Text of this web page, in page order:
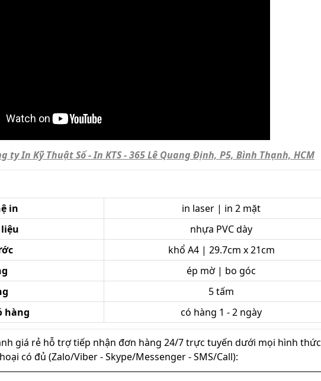
ty In Kỹ Thuật Số - In KTS - 365 Lê Quang Định, P5, Bình Thạnh, HCM
in
in laser | in 2 mặt
nhựa PVC dày
khổ A4 | 29.7cm x 21cm
ép mờ | bo góc
5 tấm
hàng
có hàng 1 - 2 ngày
giá rẻ hỗ trợ tiếp nhận đơn hàng 24/7 trực tuyến dưới mọi hình thức
có đủ (Zalo/Viber - Skype/Messenger - SMS/Call):